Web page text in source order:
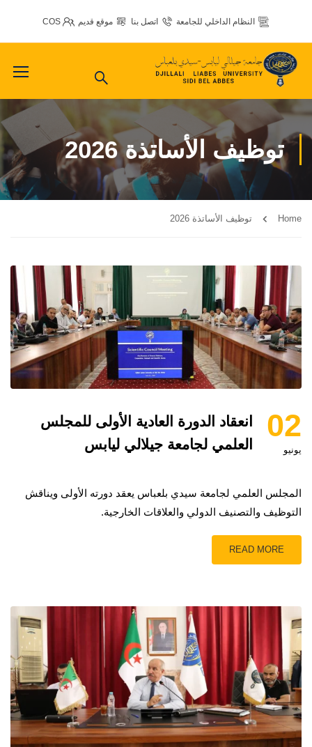
النظام الداخلي للجامعة اتصل بنا موقع قديم COS
توظيف الأساتذة 2026
Home توظيف الأساتذة 2026
02
يونيو
انعقاد الدورة العادية الأولى للمجلس
العلمي لجامعة جيلالي ليابس
المجلس العلمي لجامعة سيدي بلعباس يعقد دورته الأولى ويناقش
التوظيف والتصنيف الدولي والعلاقات الخارجية.
READ MORE